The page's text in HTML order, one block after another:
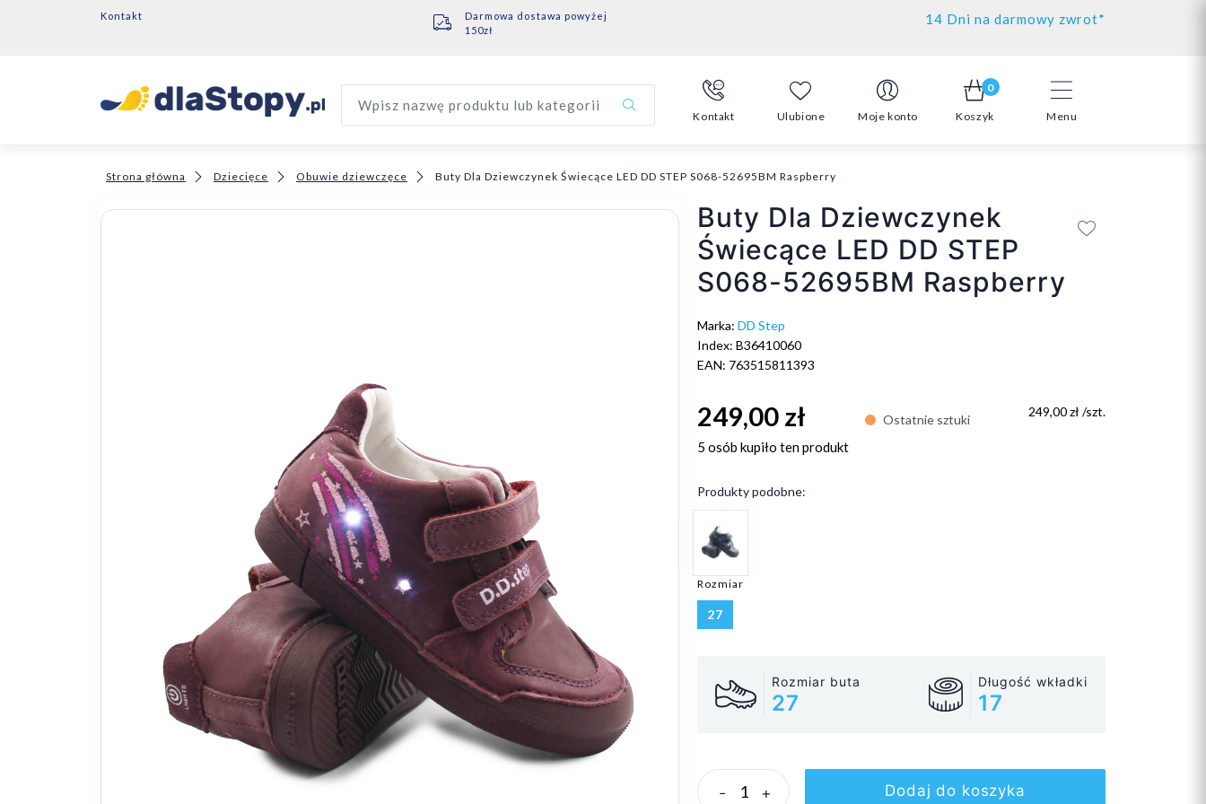
Kontakt
Darmowa dostawa powyżej
150zł
14 Dni na darmowy zwrot*
Menu
Wpisz nazwę produktu lub kategorii
Kontakt Ulubione Moje konto
0
Koszyk
Strona główna Dziecięce Obuwie dziewczęce Buty Dla Dziewczynek Świecące LED DD STEP S068-52695BM Raspberry
Buty Dla Dziewczynek
Świecące LED DD STEP
S068-52695BM Raspberry
Marka: DD Step
Index: B36410060
EAN: 763515811393
249,00 zł Ostatnie sztuki
249,00 zł /szt.
5 osób kupiło ten produkt
Produkty podobne:
Rozmiar
27
Rozmiar buta
27
Długość wkładki
17
- + Dodaj do koszyka